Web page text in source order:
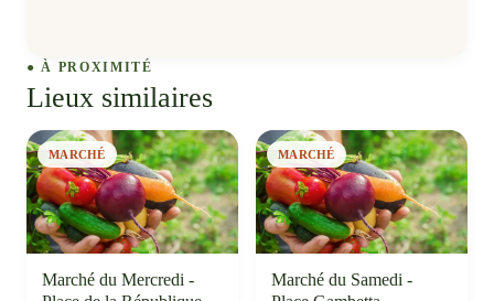
● À PROXIMITÉ
Lieux similaires
MARCHÉ
Marché du Mercredi -
MARCHÉ
Marché du Samedi -